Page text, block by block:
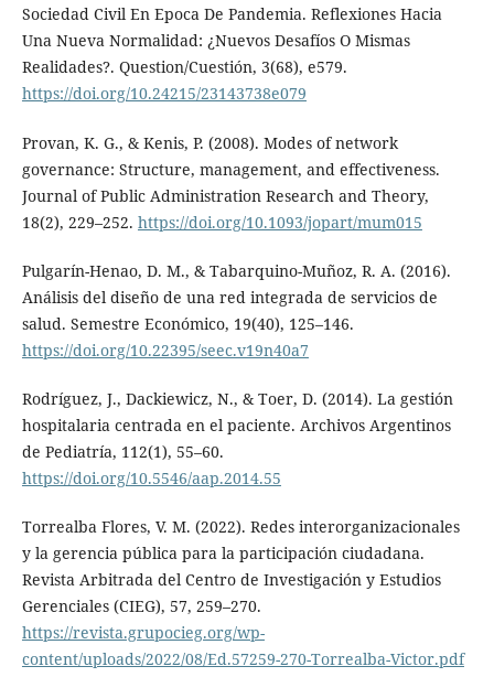
Sociedad Civil En Epoca De Pandemia. Reflexiones Hacia
Una Nueva Normalidad: ¿Nuevos Desafíos O Mismas
Realidades?. Question/Cuestión, 3(68), e579.
https://doi.org/10.24215/23143738e079
Provan, K. G., & Kenis, P. (2008). Modes of network
governance: Structure, management, and effectiveness.
Journal of Public Administration Research and Theory,
18(2), 229–252. https://doi.org/10.1093/jopart/mum015
Pulgarín-Henao, D. M., & Tabarquino-Muñoz, R. A. (2016).
Análisis del diseño de una red integrada de servicios de
salud. Semestre Económico, 19(40), 125–146.
https://doi.org/10.22395/seec.v19n40a7
Rodríguez, J., Dackiewicz, N., & Toer, D. (2014). La gestión
hospitalaria centrada en el paciente. Archivos Argentinos
de Pediatría, 112(1), 55–60.
https://doi.org/10.5546/aap.2014.55
Torrealba Flores, V. M. (2022). Redes interorganizacionales
y la gerencia pública para la participación ciudadana.
Revista Arbitrada del Centro de Investigación y Estudios
Gerenciales (CIEG), 57, 259–270.
https://revista.grupocieg.org/wp-
content/uploads/2022/08/Ed.57259-270-Torrealba-Victor.pdf